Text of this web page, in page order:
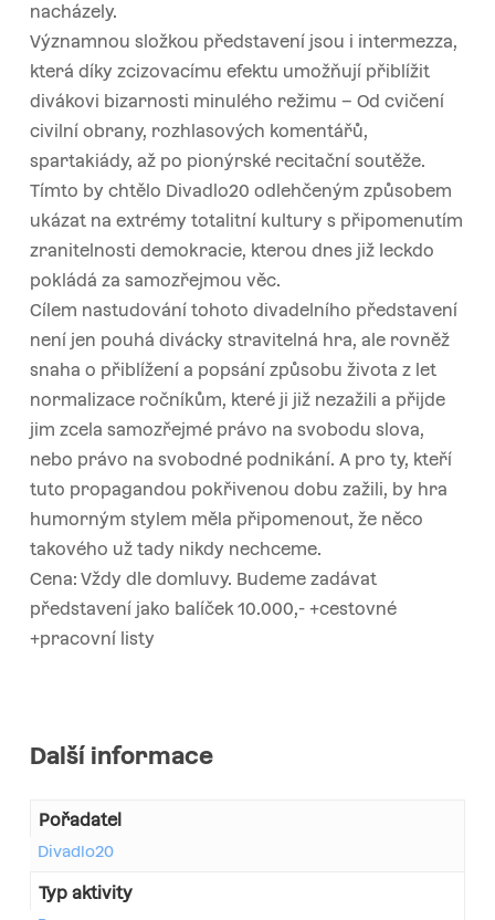
nacházely.
Významnou složkou představení jsou i intermezza,
která díky zcizovacímu efektu umožňují přiblížit
divákovi bizarnosti minulého režimu – Od cvičení
civilní obrany, rozhlasových komentářů,
spartakiády, až po pionýrské recitační soutěže.
Tímto by chtělo Divadlo20 odlehčeným způsobem
ukázat na extrémy totalitní kultury s připomenutím
zranitelnosti demokracie, kterou dnes již leckdo
pokládá za samozřejmou věc.
Cílem nastudování tohoto divadelního představení
není jen pouhá divácky stravitelná hra, ale rovněž
snaha o přiblížení a popsání způsobu života z let
normalizace ročníkům, které ji již nezažili a přijde
jim zcela samozřejmé právo na svobodu slova,
nebo právo na svobodné podnikání. A pro ty, kteří
tuto propagandou pokřivenou dobu zažili, by hra
humorným stylem měla připomenout, že něco
takového už tady nikdy nechceme.
Cena: Vždy dle domluvy. Budeme zadávat
představení jako balíček 10.000,- +cestovné
+pracovní listy
Další informace
Pořadatel
Divadlo20
Typ aktivity